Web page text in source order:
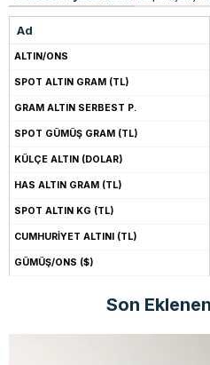
Ad
ALTIN/ONS
SPOT ALTIN GRAM (TL)
GRAM ALTIN SERBEST P.
SPOT GÜMÜŞ GRAM (TL)
KÜLÇE ALTIN (DOLAR)
HAS ALTIN GRAM (TL)
SPOT ALTIN KG (TL)
CUMHURİYET ALTINI (TL)
GÜMÜŞ/ONS ($)
Son